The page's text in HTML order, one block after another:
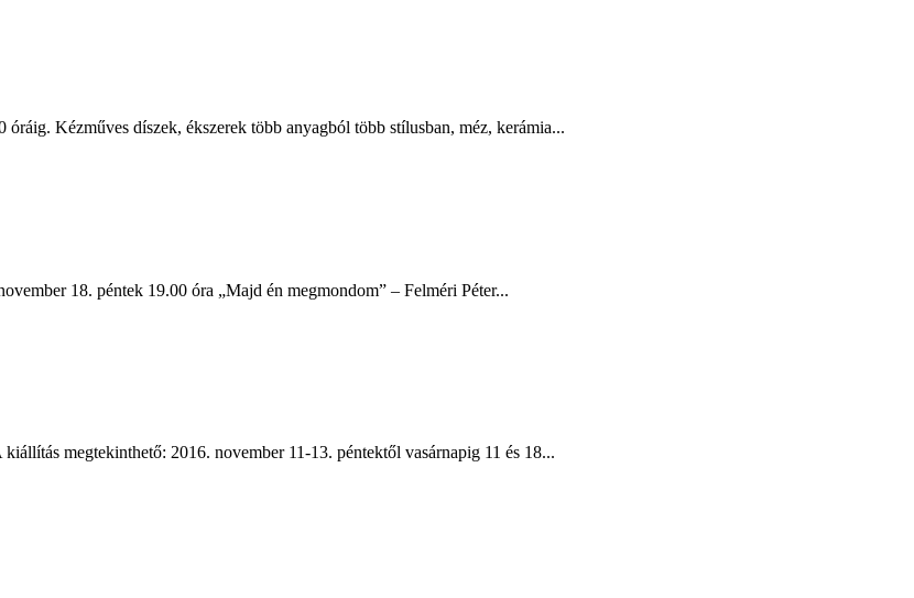
Kézműves díszek, ékszerek több anyagból több stílusban, méz, kerámia...
18. péntek 19.00 óra „Majd én megmondom” – Felméri Péter...
megtekinthető: 2016. november 11-13. péntektől vasárnapig 11 és 18...